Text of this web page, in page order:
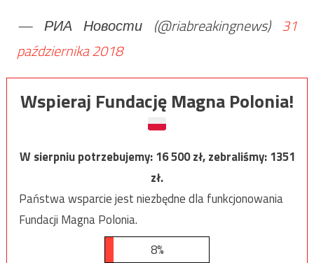
— РИА Новости (@riabreakingnews) 31
października 2018
Wspieraj Fundację Magna Polonia!
W sierpniu potrzebujemy:16 500zł, zebraliśmy:1351
zł.
Państwa wsparcie jest niezbędne dla funkcjonowania
Fundacji Magna Polonia.
8%